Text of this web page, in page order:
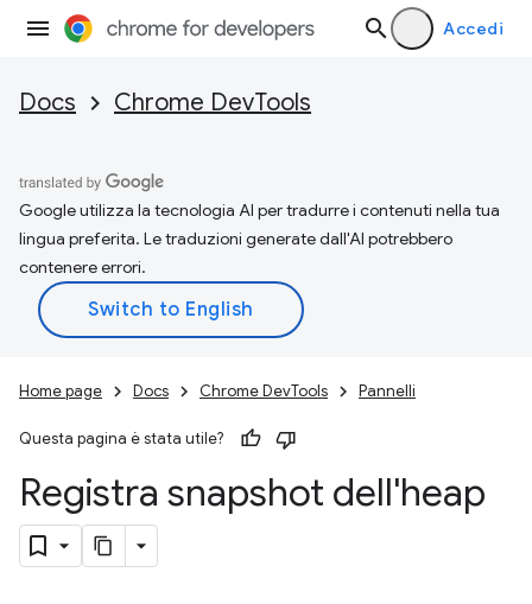
Accedi
Docs Chrome DevTools
Google utilizza la tecnologia AI per tradurre i contenuti nella tua
lingua preferita. Le traduzioni generate dall'AI potrebbero
contenere errori.
Home page Docs Chrome DevTools Pannelli
Questa pagina è stata utile?
Registra snapshot dell'heap